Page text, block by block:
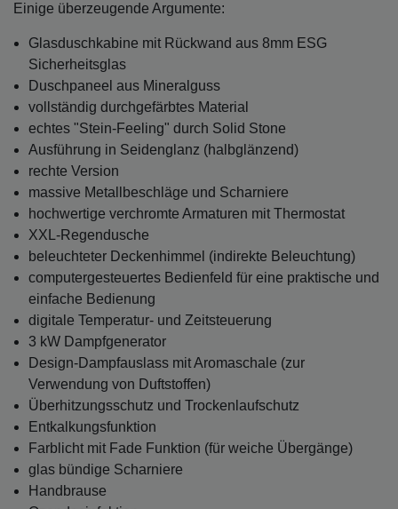
Einige überzeugende Argumente:
Glasduschkabine mit Rückwand aus 8mm ESG
Sicherheitsglas
Duschpaneel aus Mineralguss
vollständig durchgefärbtes Material
echtes "Stein-Feeling" durch Solid Stone
Ausführung in Seidenglanz (halbglänzend)
rechte Version
massive Metallbeschläge und Scharniere
hochwertige verchromte Armaturen mit Thermostat
XXL-Regendusche
beleuchteter Deckenhimmel (indirekte Beleuchtung)
computergesteuertes Bedienfeld für eine praktische und
einfache Bedienung
digitale Temperatur- und Zeitsteuerung
3 kW Dampfgenerator
Design-Dampfauslass mit Aromaschale (zur
Verwendung von Duftstoffen)
Überhitzungsschutz und Trockenlaufschutz
Entkalkungsfunktion
Farblicht mit Fade Funktion (für weiche Übergänge)
glas bündige Scharniere
Handbrause